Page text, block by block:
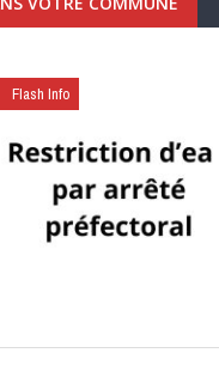
Flash Info